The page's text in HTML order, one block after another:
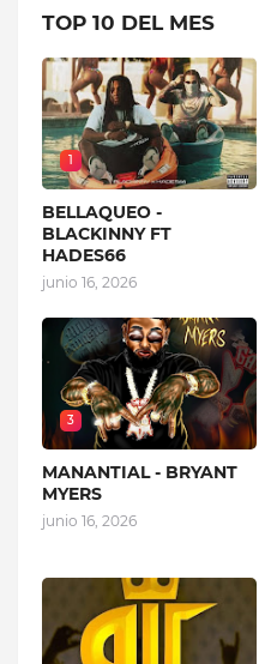
TOP 10 DEL MES
1
BELLAQUEO -
BLACKINNY FT
HADES66
junio 16, 2026
3
MANANTIAL - BRYANT
MYERS
junio 16, 2026